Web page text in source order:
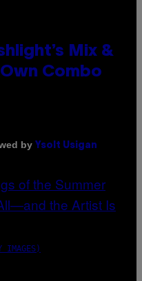
Mix &
Combo
by Ysolt Usigan
IMAGES)